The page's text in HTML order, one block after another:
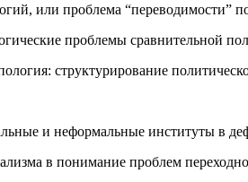
или проблема “переводимости”
проблемы сравнительной
структурирование
и неформальные институты в
в понимание проблем